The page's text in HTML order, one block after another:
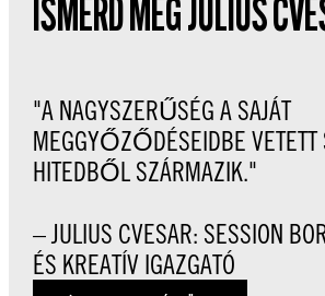
ISMERD MEG JULIUS
"A NAGYSZERŰSÉG A SAJÁT
MEGGYŐZŐDÉSEIDBE VETETT
HITEDBŐL SZÁRMAZIK."
– JULIUS CVESAR: SESSION
ÉS KREATÍV IGAZGATÓ